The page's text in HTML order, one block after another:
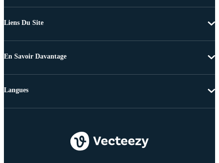
Liens Du Site
En Savoir Davantage
Langues